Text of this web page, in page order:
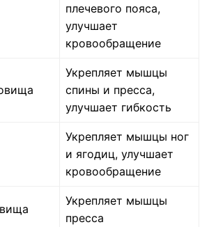
плечевого пояса,
улучшает
кровообращение
Укрепляет мышцы
спины и пресса,
улучшает гибкость
Укрепляет мышцы ног
и ягодиц, улучшает
кровообращение
Укрепляет мышцы
пресса